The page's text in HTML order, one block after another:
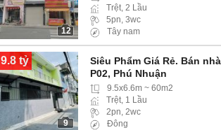
12
Trệt, 2 Lầu
5pn, 3wc
Tây nam
9.8 tỷ
9
Siêu Phẩm Giá Rẻ. Bán
P02, Phú Nhuận
9.5x6.6m ~ 60m2
Trệt, 1 Lầu
2pn, 2wc
Đông